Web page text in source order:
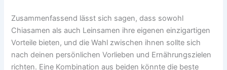
Zusammenfassend lässt sich sagen, dass sowohl
Chiasamen als auch Leinsamen ihre eigenen einzigartigen
Vorteile bieten, und die Wahl zwischen ihnen sollte sich
nach deinen persönlichen Vorlieben und Ernährungszielen
richten. Eine Kombination aus beiden könnte die beste